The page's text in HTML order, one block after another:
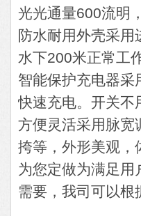
光光通量600流明
防水耐用外壳采
水下200米正常工
智能保护充电器采
快速充电。开关不
方便灵活采用脉宽
挎等，外形美观，
为您定做为满足用
需要，我司可以根